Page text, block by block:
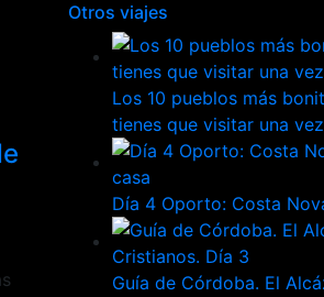
Otros viajes
Los 10 pueblos más
tienes que visitar una
Día 4 Oporto: Costa
Guía de Córdoba. El